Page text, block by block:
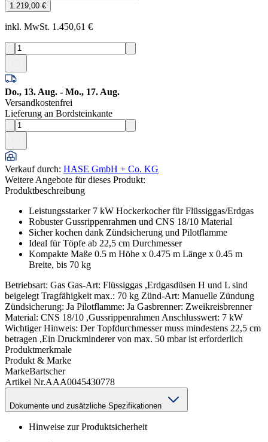
1.219,00 €
inkl. MwSt. 1.450,61 €
Do., 13. Aug. - Mo., 17. Aug.
Versandkostenfrei
Lieferung an Bordsteinkante
Verkauf durch: HASE GmbH + Co. KG
Weitere Angebote für dieses Produkt:
Produktbeschreibung
Leistungsstarker 7 kW Hockerkocher für Flüssiggas/Erdgas
Robuster Gussrippenrahmen und CNS 18/10 Material
Sicher kochen dank Zündsicherung und Pilotflamme
Ideal für Töpfe ab 22,5 cm Durchmesser
Kompakte Maße 0.5 m Höhe x 0.475 m Länge x 0.45 m
Breite, bis 70 kg
Betriebsart: Gas Gas-Art: Flüssiggas ,Erdgasdüsen H und L sind
beigelegt Tragfähigkeit max.: 70 kg Zünd-Art: Manuelle Zündung
Zündsicherung: Ja Pilotflamme: Ja Gasbrenner: Zweikreisbrenner
Material: CNS 18/10 ,Gussrippenrahmen Anschlusswert: 7 kW
Wichtiger Hinweis: Der Topfdurchmesser muss mindestens 22,5 cm
betragen ,Ein Druckminderer von max. 50 mbar ist erforderlich
Produktmerkmale
Produkt & Marke
MarkeBartscher
Artikel Nr.AAA0045430778
Dokumente und zusätzliche Spezifikationen
Hinweise zur Produktsicherheit